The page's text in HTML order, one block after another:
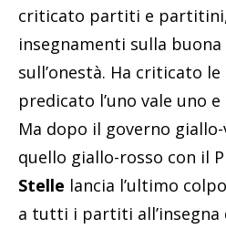
criticato partiti e
insegnamenti sulla
sull’onestà. Ha criticato
predicato l’uno vale uno
Ma dopo il governo
quello giallo-rosso con il
Stelle lancia l’ultimo
a tutti i partiti all’insegna